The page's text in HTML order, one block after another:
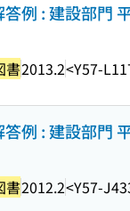
例 : 建設部門
書2013.2<Y57-
例 : 建設部門
書2012.2<Y57-